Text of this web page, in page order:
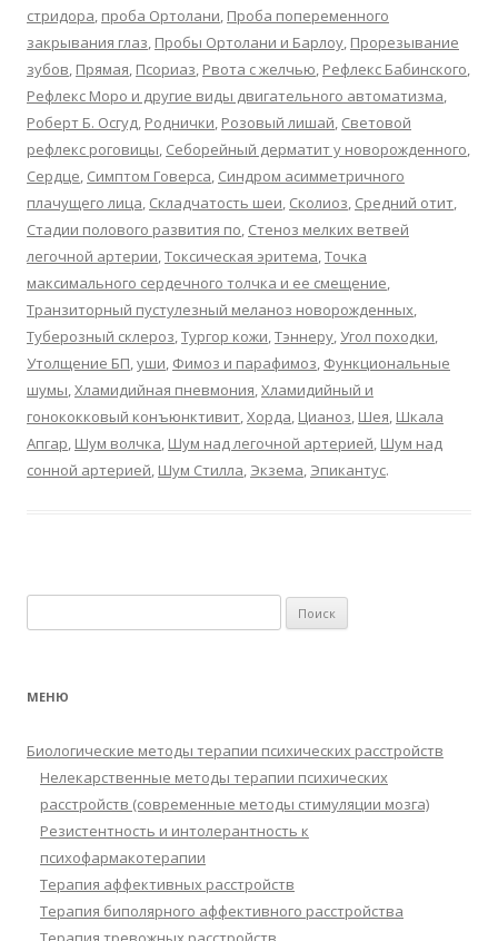
стридора, проба Ортолани, Проба попеременного
закрывания глаз, Пробы Ортолани и Барлоу, Прорезывание
зубов, Прямая, Псориаз, Рвота с желчью, Рефлекс Бабинского,
Рефлекс Моро и другие виды двигательного автоматизма,
Роберт Б. Осгуд, Роднички, Розовый лишай, Световой
рефлекс роговицы, Себорейный дерматит у новорожденного,
Сердце, Симптом Говерса, Синдром асимметричного
плачущего лица, Складчатость шеи, Сколиоз, Средний отит,
Стадии полового развития по, Стеноз мелких ветвей
легочной артерии,Токсическая эритема,Точка
максимального сердечного толчка и ее смещение,
Транзиторный пустулезный меланоз новорожденных,
Туберозный склероз,Тургор кожи,Тэннеру,Угол походки,
Утолщение БП,уши, Фимоз и парафимоз, Функциональные
шумы,Хламидийная пневмония,Хламидийный и
гонококковый конъюнктивит,Хорда, Цианоз, Шея, Шкала
Апгар, Шум волчка, Шум над легочной артерией, Шум над
сонной артерией, Шум Стилла, Экзема, Эпикантус.
МЕНЮ
Биологические методы терапии психических расстройств
Нелекарственные методы терапии психических
расстройств (современные методы стимуляции мозга)
Резистентность и интолерантность к
психофармакотерапии
Терапия аффективных расстройств
Терапия биполярного аффективного расстройства